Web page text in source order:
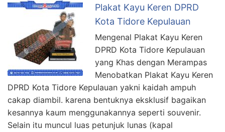
Plakat Kayu Keren DPRD
Kota Tidore Kepulauan
Mengenal Plakat Kayu Keren
DPRD Kota Tidore Kepulauan
yang Khas dengan Merampas
Menobatkan Plakat Kayu Keren
DPRD Kota Tidore Kepulauan yakni kaidah ampuh
cakap diambil. karena bentuknya eksklusif bagaikan
kesannya kaum menggunakannya seperti souvenir.
Selain itu muncul luas petunjuk lunas (kapal